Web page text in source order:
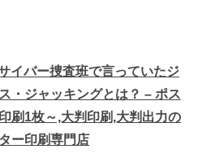
サイバー捜査班で言っていたジ
・ジャッキングとは？ – ポス
刷1枚～,大判印刷,大判出力の
ー印刷専門店